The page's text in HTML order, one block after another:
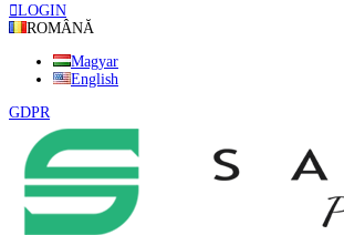
LOGIN
ROMÂNĂ
Magyar
English
GDPR